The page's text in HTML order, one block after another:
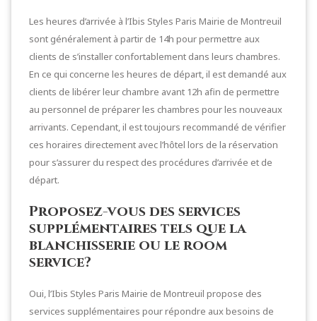
Les heures d’arrivée à l’Ibis Styles Paris Mairie de Montreuil
sont généralement à partir de 14h pour permettre aux
clients de s’installer confortablement dans leurs chambres.
En ce qui concerne les heures de départ, il est demandé aux
clients de libérer leur chambre avant 12h afin de permettre
au personnel de préparer les chambres pour les nouveaux
arrivants. Cependant, il est toujours recommandé de vérifier
ces horaires directement avec l’hôtel lors de la réservation
pour s’assurer du respect des procédures d’arrivée et de
départ.
Proposez-vous des services
supplémentaires tels que la
blanchisserie ou le room
service?
Oui, l’Ibis Styles Paris Mairie de Montreuil propose des
services supplémentaires pour répondre aux besoins de